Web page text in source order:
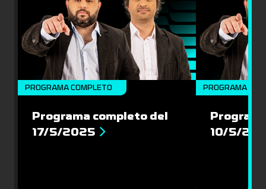
PROGRAMA COMPLETO
Programa completo del
17/5/2025
PROGRAMA
10/5/